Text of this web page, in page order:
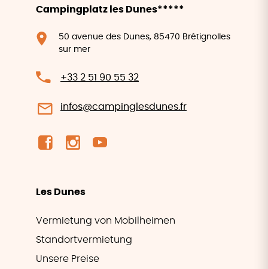
Campingplatz les Dunes*****
50 avenue des Dunes, 85470 Brétignolles
sur mer
+33 2 51 90 55 32
infos@campinglesdunes.fr
Les Dunes
Vermietung von Mobilheimen
Standortvermietung
Unsere Preise